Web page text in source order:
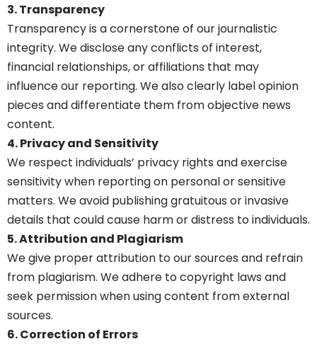
3. Transparency
Transparency is a cornerstone of our journalistic
integrity. We disclose any conflicts of interest,
financial relationships, or affiliations that may
influence our reporting. We also clearly label opinion
pieces and differentiate them from objective news
content.
4. Privacy and Sensitivity
We respect individuals’ privacy rights and exercise
sensitivity when reporting on personal or sensitive
matters. We avoid publishing gratuitous or invasive
details that could cause harm or distress to individuals.
5. Attribution and Plagiarism
We give proper attribution to our sources and refrain
from plagiarism. We adhere to copyright laws and
seek permission when using content from external
sources.
6. Correction of Errors